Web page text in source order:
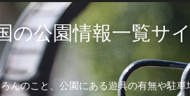
の公園情報一覧サ
のこと、公園にある遊具の有無や駐